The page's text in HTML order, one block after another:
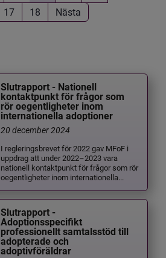
17 18 Nästa
Slutrapport - Nationell
kontaktpunkt för frågor som
rör oegentligheter inom
internationella adoptioner
20 december 2024
I regleringsbrevet för 2022 gav MFoF i
uppdrag att under 2022–2023 vara
nationell kontaktpunkt för frågor som rör
oegentligheter inom internationella...
Slutrapport -
Adoptionsspecifikt
professionellt samtalsstöd till
adopterade och
adoptivföräldrar